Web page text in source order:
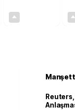
Reuters,